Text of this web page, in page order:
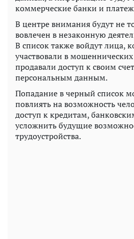
коммерческие банки и
В центре внимания будут не
вовлечен в незаконную
В список также войдут лица,
участвовали в
продавали доступ к своим
персональным данным.
Попадание в черный список
повлиять на возможность
доступ к кредитам,
усложнить будущие
трудоустройства.